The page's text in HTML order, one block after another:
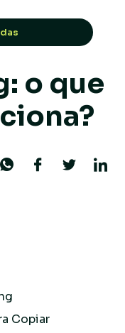
o que
Copiar